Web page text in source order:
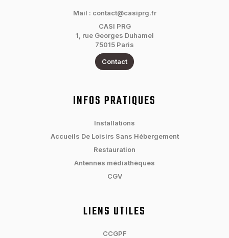
Mail : contact@casiprg.fr
CASI PRG
1, rue Georges Duhamel
75015 Paris
Contact
INFOS PRATIQUES
Installations
Accueils De Loisirs Sans Hébergement
Restauration
Antennes médiathèques
CGV
LIENS UTILES
CCGPF